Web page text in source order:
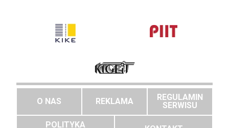
O NAS REKLAMA
REGULAMIN
SERWISU
POLITYKA